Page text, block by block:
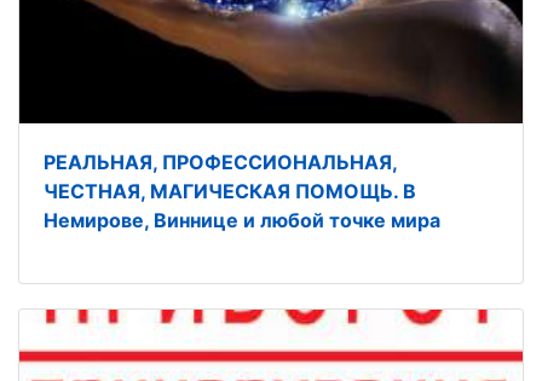
РЕАЛЬНАЯ, ПРОФЕССИОНАЛЬНАЯ,
ЧЕСТНАЯ, МАГИЧЕСКАЯ ПОМОЩЬ. В
Немирове, Виннице и любой точке мира